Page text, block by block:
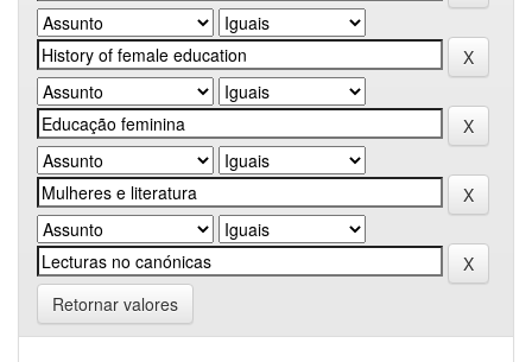
Retornar valores